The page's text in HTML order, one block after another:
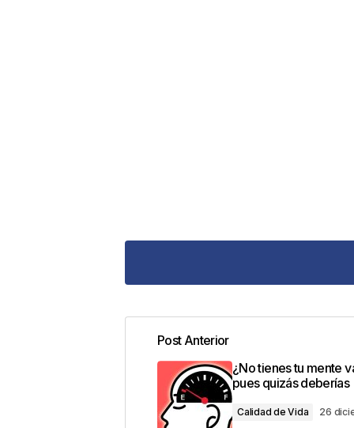
Tu dirección de correo
con*
Comentario
Post Anterior
¿No tienes tu mente
pues quizás deberías
Calidad de Vida 26